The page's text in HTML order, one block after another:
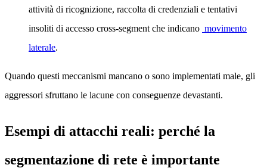
attività di ricognizione, raccolta di credenziali e tentativi
insoliti di accesso cross-segment che indicano movimento
laterale.
Quando questi meccanismi mancano o sono implementati male, gli
aggressori sfruttano le lacune con conseguenze devastanti.
Esempi di attacchi reali: perché la
segmentazione di rete è importante